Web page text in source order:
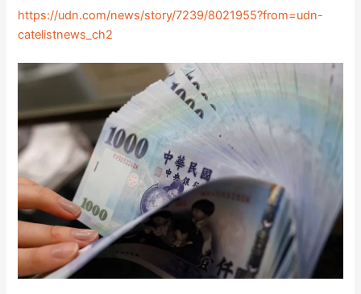
https://udn.com/news/story/7239/8021955?from=udn-
catelistnews_ch2